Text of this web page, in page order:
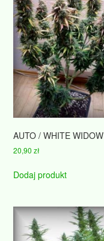
AUTO / WHITE WIDOW
20,90zł
Dodaj produkt